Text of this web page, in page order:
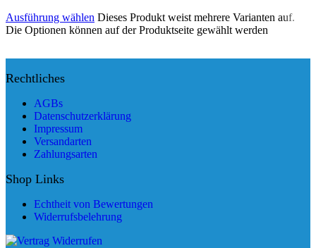
Ausführung wählen Dieses Produkt weist mehrere Varianten auf.
Die Optionen können auf der Produktseite gewählt werden
Rechtliches
AGBs
Datenschutzerklärung
Impressum
Versandarten
Zahlungsarten
Shop Links
Echtheit von Bewertungen
Widerrufsbelehrung